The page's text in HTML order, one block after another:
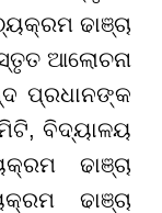
ଢାଞ୍ଚା
ଆଲୋଚନା
ପ୍ରଧାନଙ୍କ
ବିଦ୍ୟାଳୟ
ଢାଞ୍ଚା
ଢାଞ୍ଚା